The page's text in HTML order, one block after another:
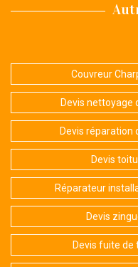
Couvreur
Devis nettoyage
Devis réparation
Devis
Réparateur
Devis
Devis fuite de